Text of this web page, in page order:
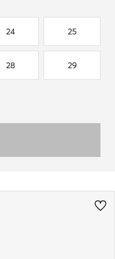
24 25
28 29